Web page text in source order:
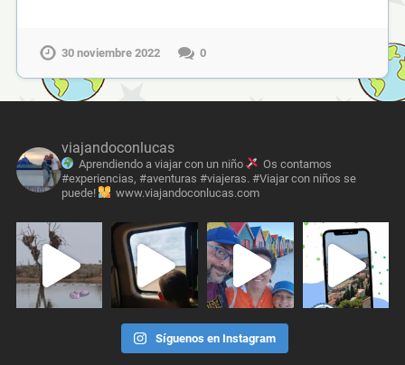
30 noviembre 2022 0
viajandoconlucas
Aprendiendo a viajar con un niño
Os contamos
#experiencias, #aventuras #viajeras. #Viajar con niños se
puede!
www.viajandoconlucas.com
Síguenos en Instagram